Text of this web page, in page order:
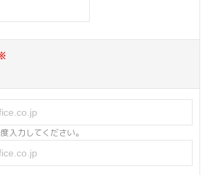
入力してください。